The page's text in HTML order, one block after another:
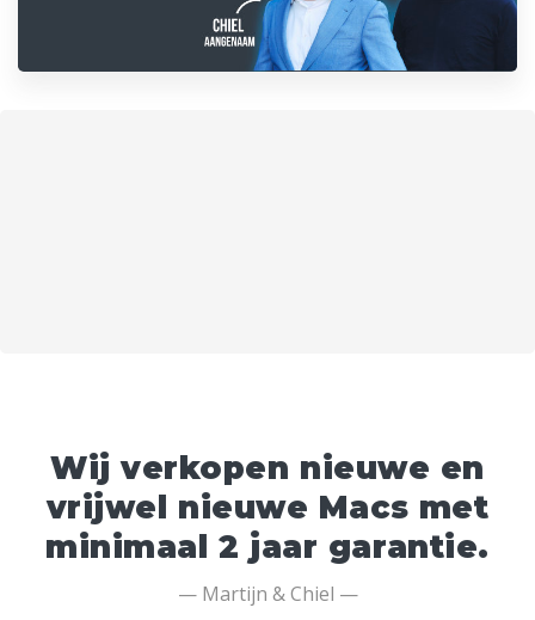
Wij verkopen nieuwe en
vrijwel nieuwe Macs met
minimaal 2 jaar garantie.
— Martijn & Chiel —